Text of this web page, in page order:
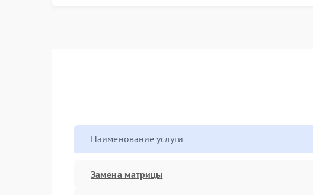
Наименование услуги
Замена матрицы